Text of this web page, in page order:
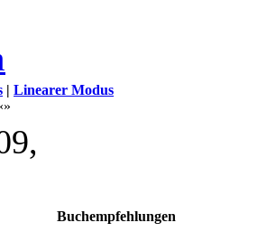
| Linearer Modus
Buchempfehlungen